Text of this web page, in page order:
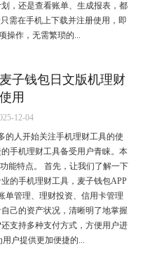
，还是查看账单、生成报表，都
需在手机上下载并注册使用，即
操作，无需繁琐的...
子钱包日文版机理财
用
12-04
的人开始关注手机理财工具的使
手机理财工具备受用户青睐。本
能特点。 首先，让我们了解一下
的手机理财工具，麦子钱包APP
单管理、理财投资、信用卡管理
己的资产状况，清晰明了地掌握
支持多种支付方式，方便用户进
户提供更加便捷的...